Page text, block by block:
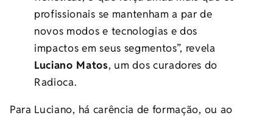
profissionais se mantenham a par de
novos modos e tecnologias e dos
impactos em seus segmentos”, revela
Luciano Matos, um dos curadores do
Radioca.
Para Luciano, há carência de formação, ou ao